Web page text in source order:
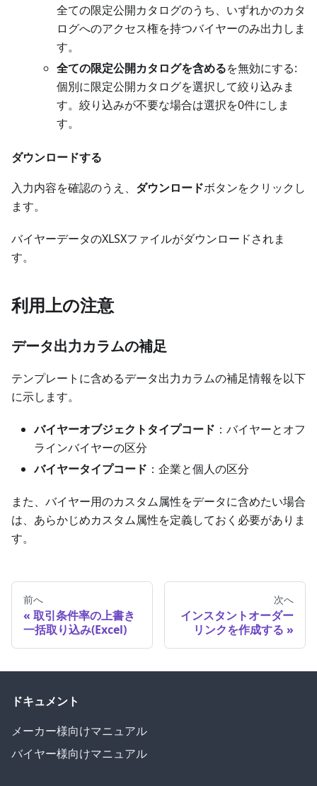
全ての限定公開カタログのうち、いずれかのカタ
ログへのアクセス権を持つバイヤーのみ出力しま
す。
全ての限定公開カタログを含めるを無効にする:
個別に限定公開カタログを選択して絞り込みま
す。絞り込みが不要な場合は選択を0件にしま
す。
ダウンロードする
入力内容を確認のうえ、 ダウンロードボタンをクリックし
ます。
バイヤーデータのXLSXファイルがダウンロードされま
す。
利用上の注意
データ出力カラムの補足
テンプレートに含めるデータ出力カラムの補足情報を以下
に示します。
バイヤーオブジェクトタイプコード ：バイヤーとオフ
ラインバイヤーの区分
バイヤータイプコード ：企業と個人の区分
また、バイヤー用のカスタム属性をデータに含めたい場合
は、あらかじめカスタム属性を定義しておく必要がありま
す。
前へ
取引条件率の上書き
一括取り込み(Excel)
次へ
インスタントオーダー
リンクを作成する
ドキュメント
メーカー様向けマニュアル
バイヤー様向けマニュアル